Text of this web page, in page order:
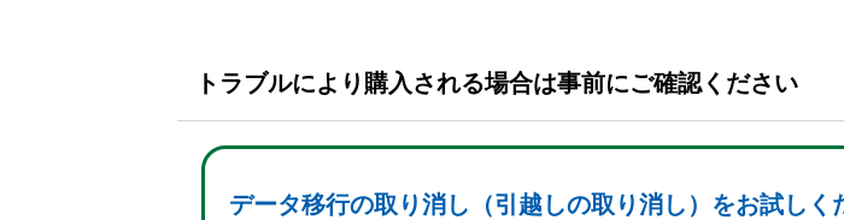
トラブルにより購入される場合は事前にご確認ください
データ移行の取り消し（引越しの取り消し）をお試しく